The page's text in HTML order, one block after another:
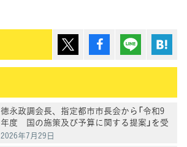
ポスト シェア Lineで送
徳永政調会長、指定都市市長会から「令和9
年度 国の施策及び予算に関する提案」を受
け、意見交換
2026年7月29日